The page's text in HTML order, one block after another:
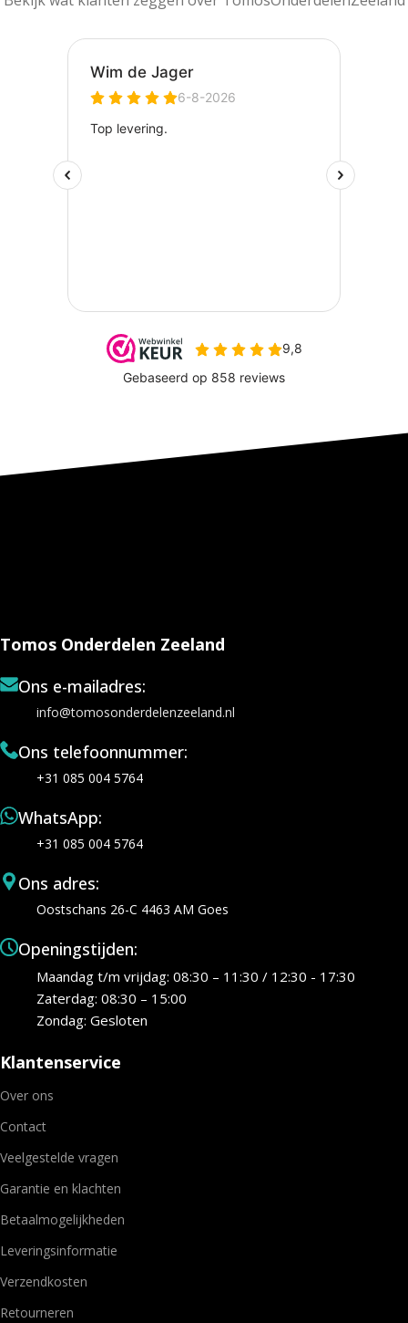
Tomos Onderdelen Zeeland
Ons e-mailadres:
info@tomosonderdelenzeeland.nl
Ons telefoonnummer:
+31 085 004 5764
WhatsApp:
+31 085 004 5764
Ons adres:
Oostschans 26-C 4463 AM Goes
Openingstijden:
Maandag t/m vrijdag: 08:30 – 11:30 / 12:30 - 17:30
Zaterdag: 08:30 – 15:00
Zondag: Gesloten
Klantenservice
Over ons
Contact
Veelgestelde vragen
Garantie en klachten
Betaalmogelijkheden
Leveringsinformatie
Verzendkosten
Retourneren